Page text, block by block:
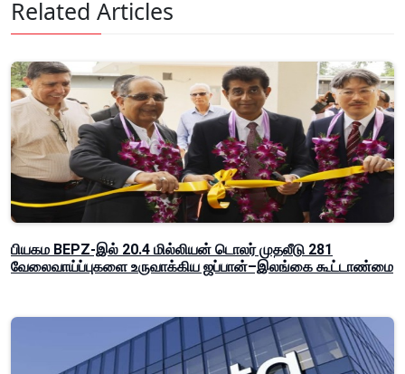
Related Articles
பியகம BEPZ-இல் 20.4 மில்லியன் டொலர் முதலீடு 281
வேலைவாய்ப்புகளை உருவாக்கிய ஜப்பான்–இலங்கை கூட்டாண்மை